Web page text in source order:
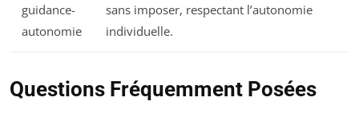
guidance-
autonomie
sans imposer, respectant l’autonomie
individuelle.
Questions Fréquemment Posées